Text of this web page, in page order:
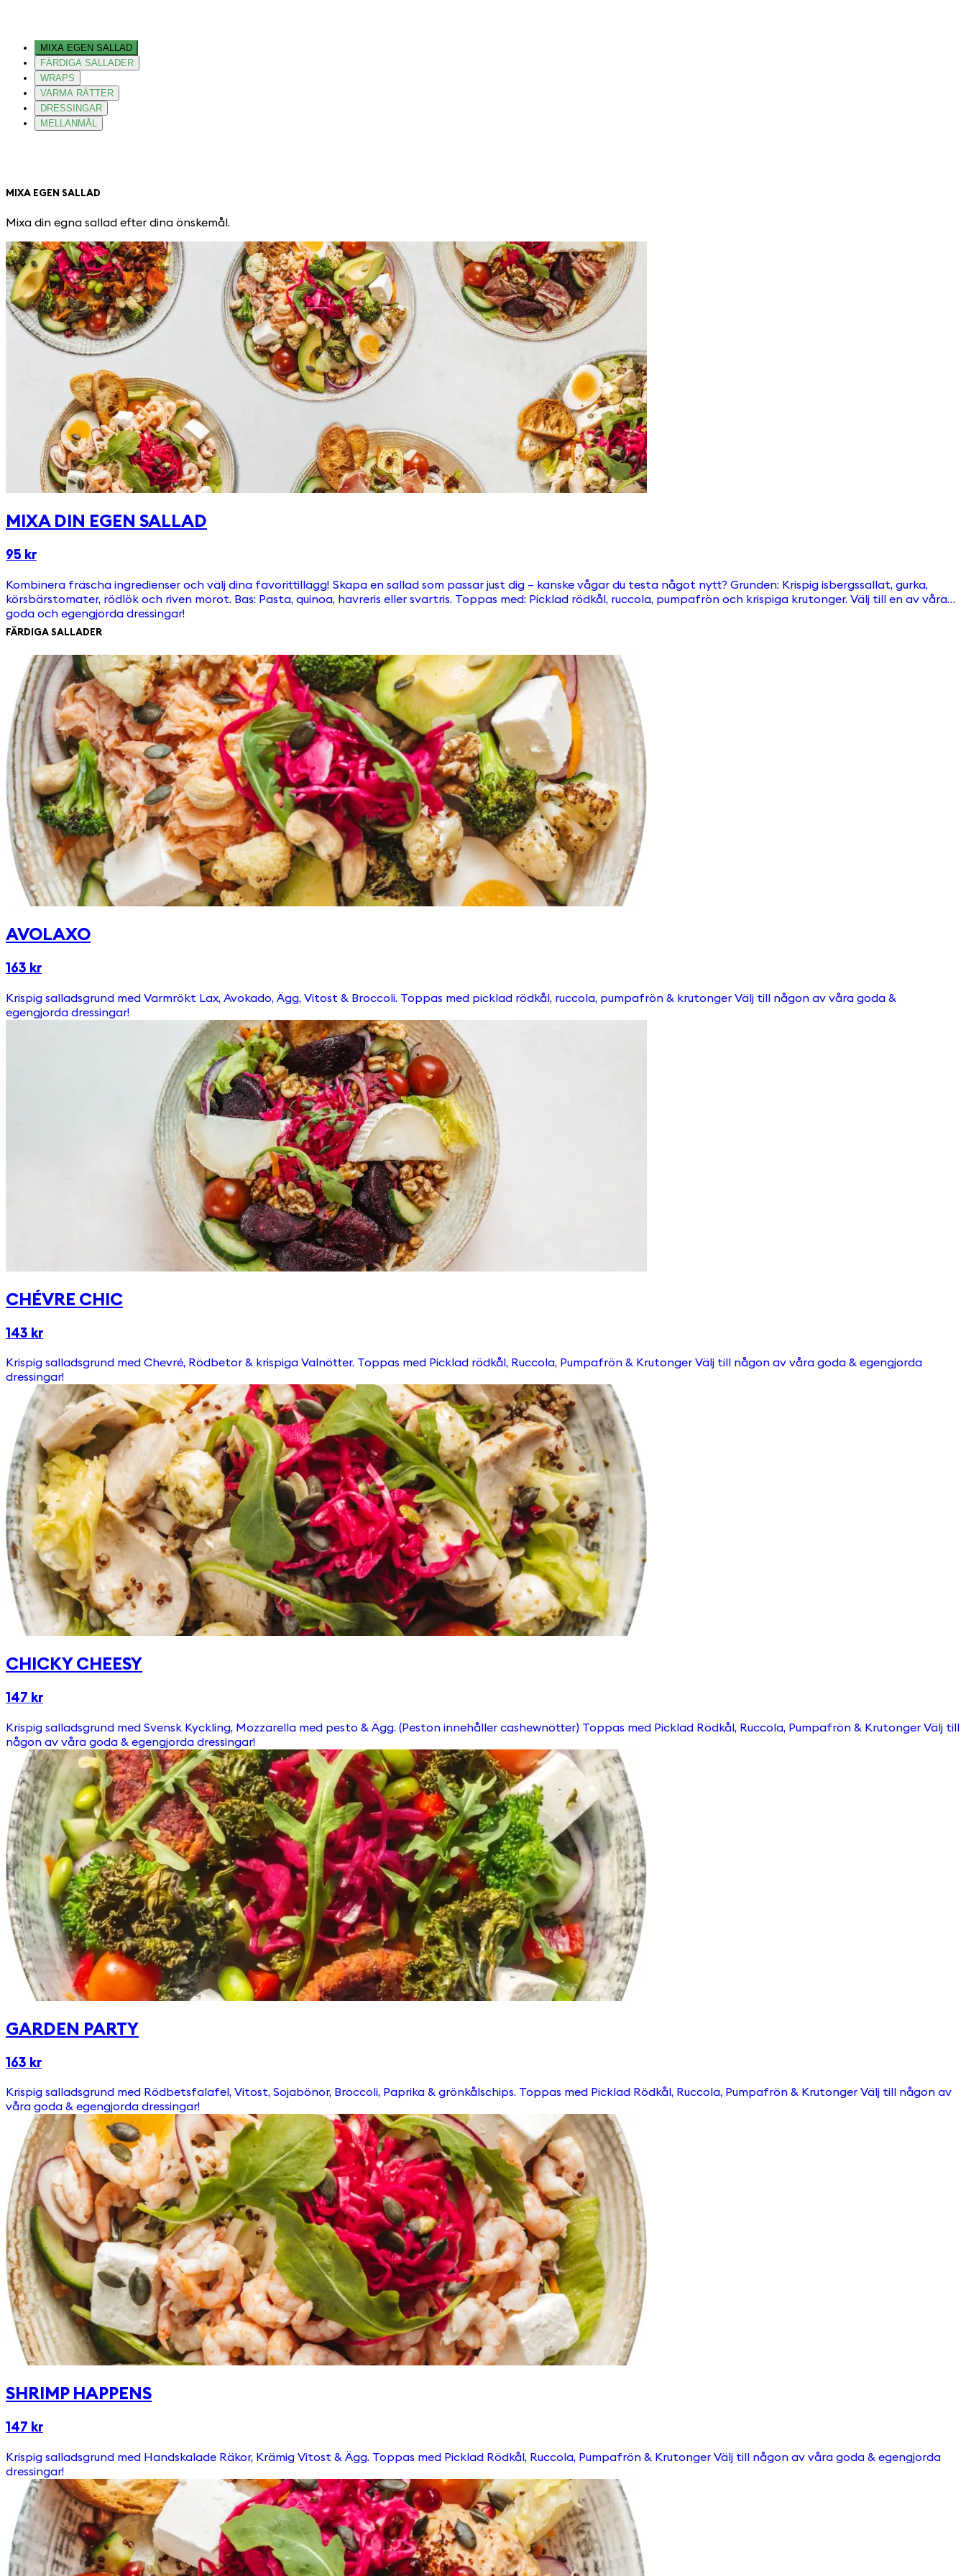
MIXA EGEN SALLAD
FÄRDIGA SALLADER
WRAPS
VARMA RÄTTER
DRESSINGAR
MELLANMÅL
MIXA EGEN SALLAD
Mixa din egna sallad efter dina önskemål.
MIXA DIN EGEN SALLAD
95 kr
Kombinera fräscha ingredienser och välj dina favorittillägg! Skapa en sallad som passar just dig – kanske vågar du testa något nytt? Grunden: Krispig isbergssallat, gurka,
körsbärstomater, rödlök och riven morot. Bas: Pasta, quinoa, havreris eller svartris. Toppas med: Picklad rödkål, ruccola, pumpafrön och krispiga krutonger. Välj till en av våra
goda och egengjorda dressingar!
FÄRDIGA SALLADER
AVOLAXO
163 kr
Krispig salladsgrund med Varmrökt Lax, Avokado, Ägg, Vitost & Broccoli. Toppas med picklad rödkål, ruccola, pumpafrön & krutonger Välj till någon av våra goda &
egengjorda dressingar!
CHÉVRE CHIC
143 kr
Krispig salladsgrund med Chevré, Rödbetor & krispiga Valnötter. Toppas med Picklad rödkål, Ruccola, Pumpafrön & Krutonger Välj till någon av våra goda & egengjorda
dressingar!
CHICKY CHEESY
147 kr
Krispig salladsgrund med Svensk Kyckling, Mozzarella med pesto & Ägg. (Peston innehåller cashewnötter) Toppas med Picklad Rödkål, Ruccola, Pumpafrön & Krutonger Välj till
någon av våra goda & egengjorda dressingar!
GARDEN PARTY
163 kr
Krispig salladsgrund med Rödbetsfalafel, Vitost, Sojabönor, Broccoli, Paprika & grönkålschips. Toppas med Picklad Rödkål, Ruccola, Pumpafrön & Krutonger Välj till någon av
våra goda & egengjorda dressingar!
SHRIMP HAPPENS
147 kr
Krispig salladsgrund med Handskalade Räkor, Krämig Vitost & Ägg. Toppas med Picklad Rödkål, Ruccola, Pumpafrön & Krutonger Välj till någon av våra goda & egengjorda
dressingar!